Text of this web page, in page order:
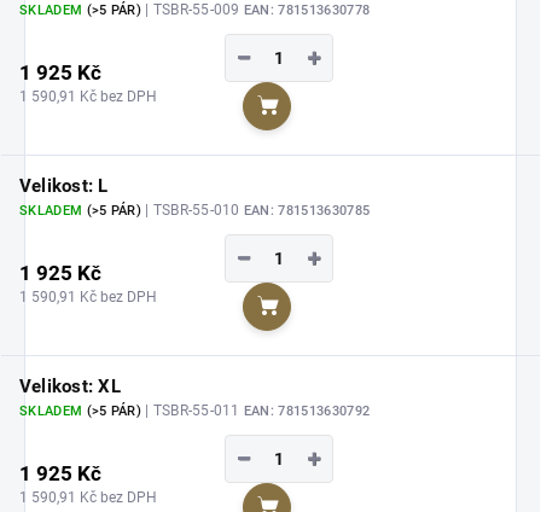
SKLADEM (>5 PÁR) | TSBR-55-009 EAN: 781513630778
1 925 Kč
1 590,91 Kč bez DPH
+
−
Do košíku
Velikost: L
SKLADEM (>5 PÁR) | TSBR-55-010 EAN: 781513630785
1 925 Kč
1 590,91 Kč bez DPH
+
−
Do košíku
Velikost: XL
SKLADEM (>5 PÁR) | TSBR-55-011 EAN: 781513630792
1 925 Kč
1 590,91 Kč bez DPH
+
−